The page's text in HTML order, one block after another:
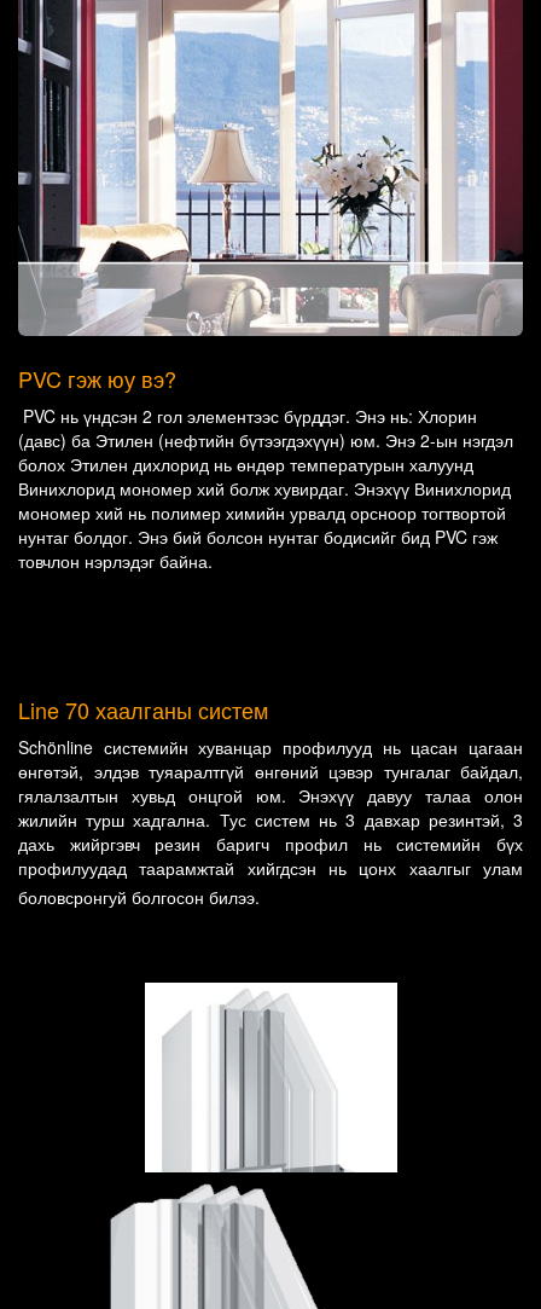
PVC гэж юу вэ?
PVC нь үндсэн 2 гол элементээс бүрддэг. Энэ нь: Хлорин
(давс) ба Этилен (нефтийн бүтээгдэхүүн) юм. Энэ 2-ын нэгдэл
болох Этилен дихлорид нь өндөр температурын халуунд
Винихлорид мономер хий болж хувирдаг. Энэхүү Винихлорид
мономер хий нь полимер химийн урвалд орсноор тогтвортой
нунтаг болдог. Энэ бий болсон нунтаг бодисийг бид PVC гэж
товчлон нэрлэдэг байна.
Line 70 хаалганы систем
Schönline системийн хуванцар профилууд нь цасан цагаан
өнгөтэй, элдэв туяаралтгүй өнгөний цэвэр тунгалаг байдал,
гялалзалтын хувьд онцгой юм. Энэхүү давуу талаа олон
жилийн турш хадгална. Тус систем нь 3 давхар резинтэй, 3
дахь жийргэвч резин баригч профил нь системийн бүх
профилуудад таарамжтай хийгдсэн нь цонх хаалгыг улам
боловсронгуй болгосон билээ.